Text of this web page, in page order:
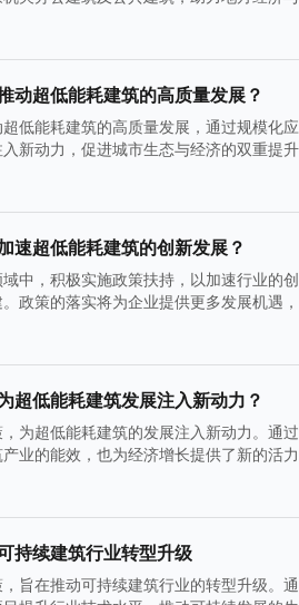
动超低能耗建筑的高质量发展？
低能耗建筑的高质量发展，通过规模化
新动力，促进城市生态与经济的双重提
速超低能耗建筑的创新发展？
中，积极实施政策扶持，以加速行业的
政策的落实将为企业提供更多发展机遇
超低能耗建筑发展注入新动力？
为超低能耗建筑的发展注入新动力。通
业的能效，也为经济增长提供了新的活
持续建筑行业转型升级
旨在推动可持续建筑行业的转型升级。